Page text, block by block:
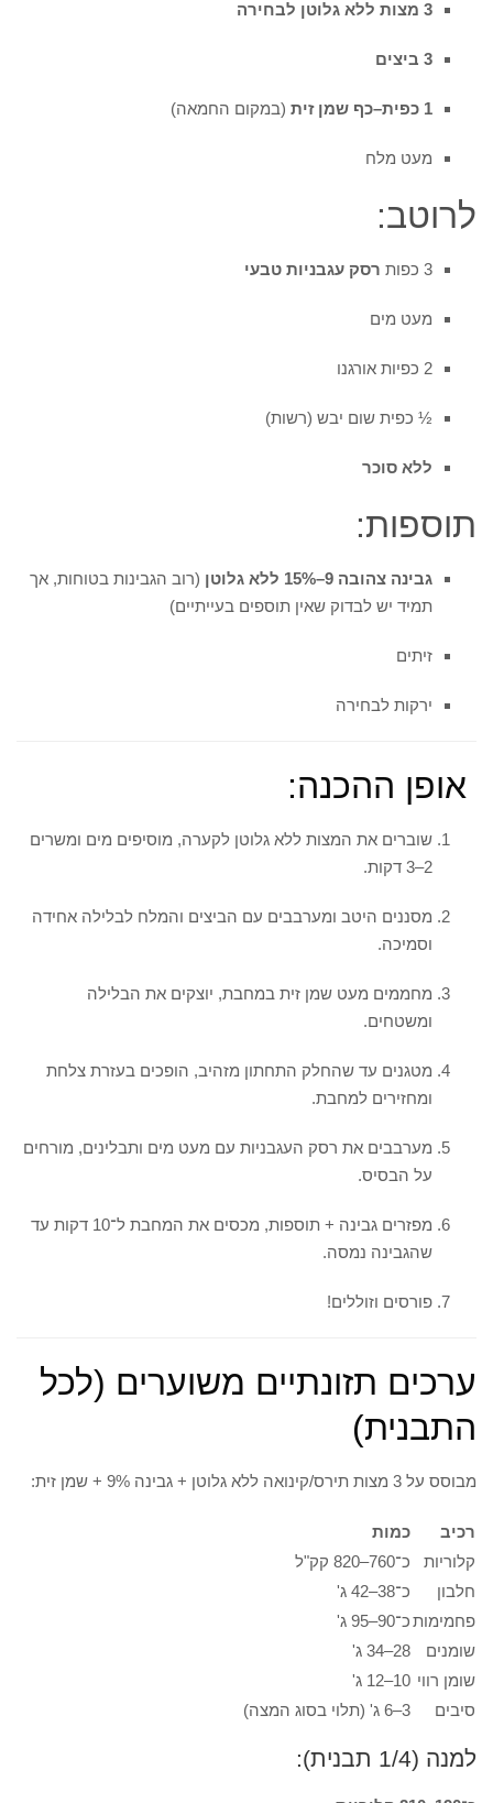
3 מצות ללא גלוטן לבחירה
3 ביצים
1 כפית–כף שמן זית (במקום החמאה)
מעט מלח
לרוטב:
3 כפות רסק עגבניות טבעי
מעט מים
2 כפיות אורגנו
½ כפית שום יבש (רשות)
ללא סוכר
תוספות:
גבינה צהובה 9–15% ללא גלוטן
(רוב הגבינות בטוחות, אך
תמיד יש לבדוק שאין תוספים בעייתיים)
זיתים
ירקות לבחירה
אופן ההכנה:
שוברים את המצות ללא גלוטן לקערה, מוסיפים מים ומשרים
2–3 דקות.
מסננים היטב ומערבבים עם הביצים והמלח לבלילה אחידה
וסמיכה.
מחממים מעט שמן זית במחבת, יוצקים את הבלילה
ומשטחים.
מטגנים עד שהחלק התחתון מזהיב, הופכים בעזרת צלחת
ומחזירים למחבת.
מערבבים את רסק העגבניות עם מעט מים ותבלינים, מורחים
על הבסיס.
מפזרים גבינה + תוספות, מכסים את המחבת ל־10 דקות עד
שהגבינה נמסה.
פורסים וזוללים!
ערכים תזונתיים משוערים (לכל
התבנית)
מבוסס על 3 מצות תירס/קינואה ללא גלוטן + גבינה 9% + שמן זית:
רכיב
כמות
קלוריות
כ־760–820 קק"ל
חלבון
כ־38–42 ג'
פחמימותכ־90–95 ג'
שומנים
28–34 ג'
שומן רווי 10–12 ג'
סיבים
3–6 ג' (תלוי בסוג המצה)
למנה (1/4 תבנית):